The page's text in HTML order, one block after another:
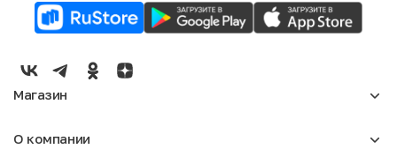
Мужской
Женский
Магазин
Мужское
О компании